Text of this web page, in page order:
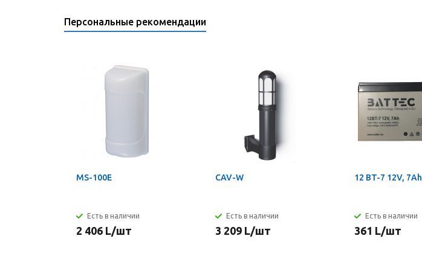
Персональные рекомендации
MS-100E
Есть в наличии
2 406 L/шт
CAV-W
Есть в наличии
3 209 L/шт
12 BT-7 12V, 7Ah
Есть в наличии
361 L/шт